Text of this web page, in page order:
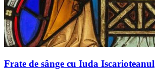
Frate de sânge cu Iuda Iscarioteanul